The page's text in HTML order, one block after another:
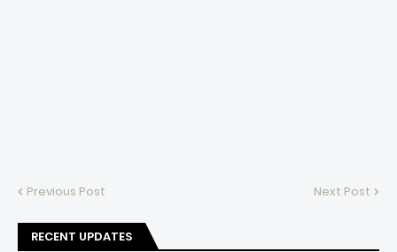
Previous Post Next Post
RECENT UPDATES